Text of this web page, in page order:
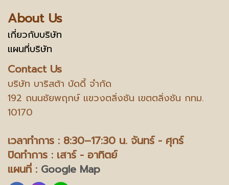
About Us
เกี่ยวกับบริษัท
แผนที่บริษัท
Contact Us
บริษัท บาริสต้า บัดดี้ จำกัด
192 ถนนชัยพฤกษ์ แขวงตลิ่งชัน เขตตลิ่งชัน กทม.
10170
เวลาทำการ : 8:30–17:30 น. จันทร์ - ศุกร์
ปิดทำการ : เสาร์ - อาทิตย์
แผนที่ : Google Map